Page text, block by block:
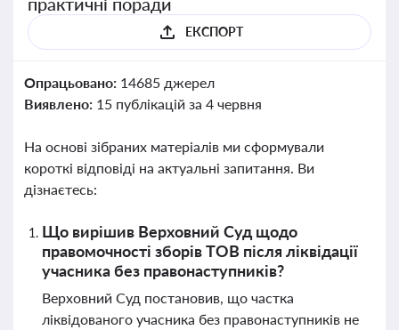
ЕКСПОРТ
Опрацьовано: 14685 джерел
Виявлено: 15 публікацій за 4 червня
На основі зібраних матеріалів ми сформували
короткі відповіді на актуальні запитання. Ви
дізнаєтесь:
Що вирішив Верховний Суд щодо
правомочності зборів ТОВ після ліквідації
учасника без правонаступників?
Верховний Суд постановив, що частка
ліквідованого учасника без правонаступників не